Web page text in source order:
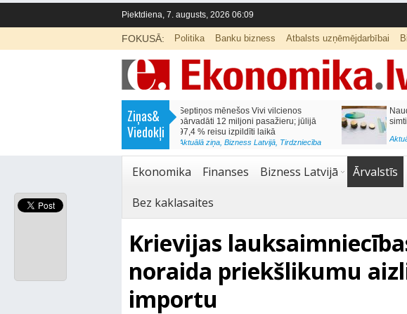
Piektdiena, 7. augusts, 2026 06:09
FOKUSĀ: Politika Banku bizness Atbalsts uzņēmējdarbībai
Ziņas&
Viedokļi
Septiņos mēnešos Vivi vilcienos
pārvadāti 12 miljoni pasažieru; jūlijā
Tirdzniecība
Naudas glabāšana mājās var izmaksāt
simtiem eiro gadā
Aktuālā ziņa,Finanses
Ekonomika Finanses Bizness Latvijā Ārvalstīs
Bez kaklasaites
Krievijas
noraida priekšlikumu
importu